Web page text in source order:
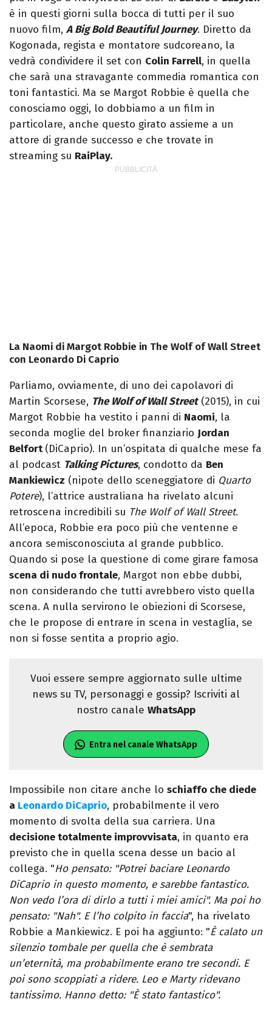
musicista nel tempo libero.
è in questi giorni sulla bocca di tutti per il suo
nuovo film, A Big Bold Beautiful Journey. Diretto da
Kogonada, regista e montatore sudcoreano, la
vedrà condividere il set con Colin Farrell, in quella
che sarà una stravagante commedia romantica con
toni fantastici. Ma se Margot Robbie è quella che
conosciamo oggi, lo dobbiamo a un film in
particolare, anche questo girato assieme a un
attore di grande successo e che trovate in
streaming su RaiPlay.
La Naomi di Margot Robbie in The Wolf of Wall Street
con Leonardo Di Caprio
Parliamo, ovviamente, di uno dei capolavori di
Martin Scorsese, The Wolf of Wall Street(2015), in cui
Margot Robbie ha vestito i panni di Naomi, la
seconda moglie del broker finanziario Jordan
Belfort(DiCaprio). In un’ospitata di qualche mese fa
al podcast Talking Pictures, condotto da Ben
Mankiewicz (nipote dello sceneggiatore di Quarto
Potere), l’attrice australiana ha rivelato alcuni
retroscena incredibili su The Wolf of Wall Street.
All’epoca, Robbie era poco più che ventenne e
ancora semisconosciuta al grande pubblico.
Quando si pose la questione di come girare famosa
scena di nudo frontale, Margot non ebbe dubbi,
non considerando che tutti avrebbero visto quella
scena. A nulla servirono le obiezioni di Scorsese,
che le propose di entrare in scena in vestaglia, se
non si fosse sentita a proprio agio.
Vuoi essere sempre aggiornato sulle ultime
news su TV, personaggi e gossip? Iscriviti al
nostro canale WhatsApp
Entra nel canale WhatsApp
Impossibile non citare anche lo schiaffo che diede
a Leonardo DiCaprio, probabilmente il vero
momento di svolta della sua carriera. Una
decisione totalmente improvvisata, in quanto era
previsto che in quella scena desse un bacio al
collega. "Ho pensato: "Potrei baciare Leonardo
DiCaprio in questo momento, e sarebbe fantastico.
Non vedo l’ora di dirlo a tutti i miei amici". Ma poi ho
pensato: "Nah". E l’ho colpito in faccia", ha rivelato
Robbie a Mankiewicz. E poi ha aggiunto: "È calato un
silenzio tombale per quella che è sembrata
un’eternità, ma probabilmente erano tre secondi. E
poi sono scoppiati a ridere. Leo e Marty ridevano
tantissimo. Hanno detto: "È stato fantastico".